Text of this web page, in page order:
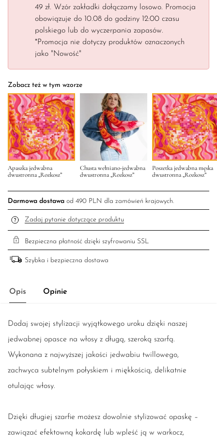
49 zł. Wzór zakładki dołączamy losowo. Promocja
obowiązuje do 10.08 do godziny 12:00 czasu
polskiego lub do wyczerpania zapasów.
*Promocja nie dotyczy produktów oznaczonych
jako "Nowość"
Zobacz też w tym wzorze
Apaszka jedwabna
dwustronna „Rozkosz”
Chusta wełniano-jedwabna
dwustronna „Rozkosz”
Poszetka jedwabna męska
dwustronna „Rozkosz”
Darmowa dostawa od 490 PLN dla zamówień krajowych.
Zadaj pytanie dotyczące produktu
Bezpieczna płatność dzięki szyfrowaniu SSL
Szybka i bezpieczna dostawa
Opis Opinie
Dodaj swojej stylizacji wyjątkowego uroku dzięki naszej
jedwabnej opasce na włosy z długą, szeroką szarfą.
Wykonana z najwyższej jakości jedwabiu twillowego,
zachwyca subtelnym połyskiem i miękkością, delikatnie
otulając włosy.
Dzięki długiej szarfie możesz dowolnie stylizować opaskę –
zawiązać efektowną kokardę lub wpleść ją w warkocz,